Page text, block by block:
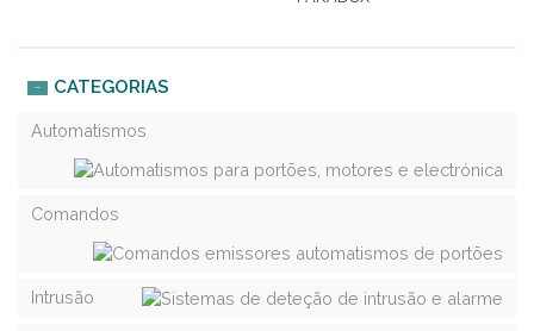
CATEGORIAS
Automatismos
Comandos
Intrusão